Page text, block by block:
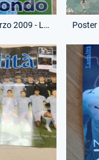
Periodico - Marzo 2009 - Lazialità